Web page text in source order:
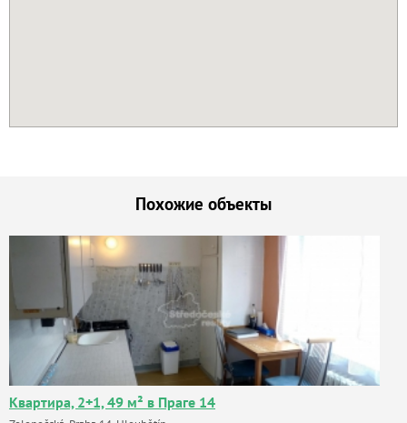
Похожие объекты
Квартира, 2+1, 49 м² в Праге 14